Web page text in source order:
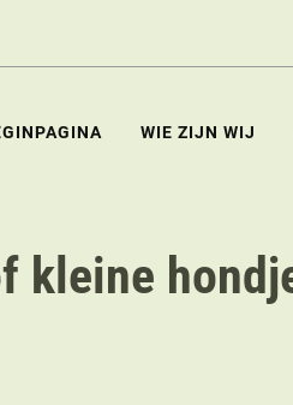
WIE ZIJN WIJ
kleine